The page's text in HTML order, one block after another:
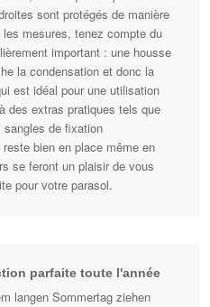
sont protégés de manière
mesures, tenez compte du
important : une housse
la condensation et donc la
est idéal pour une utilisation
des extras pratiques tels que
sangles de fixation
bien en place même en
se feront un plaisir de vous
pour votre parasol.
parfaite toute l'année
langen Sommertag ziehen